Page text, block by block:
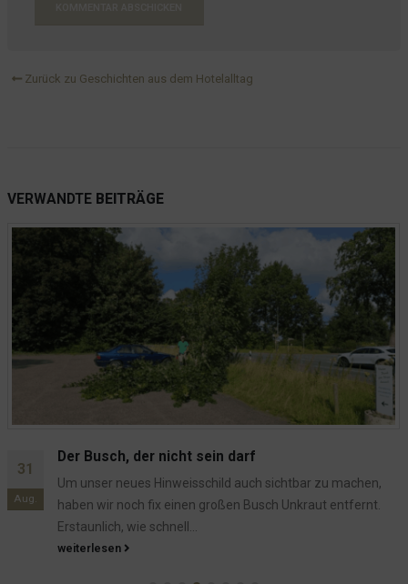
Zurück zu Geschichten aus dem Hotelalltag
VERWANDTE BEITRÄGE
13
Juli
Bitte Zimmer aufräumen / nicht stören
Unsere Türschilder sind nach 2 Jahren Dauergebrauch
aufgeschlissen. Es waren die üblichen rot - grünen
Türhänger, welche man aus vielen...
weiterlesen